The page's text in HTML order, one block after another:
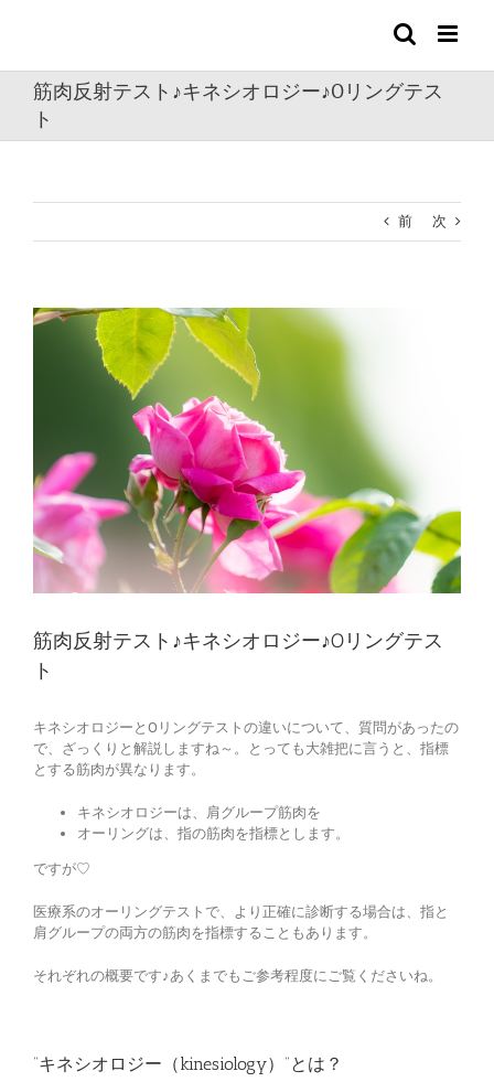
筋肉反射テスト♪キネシオロジー♪Oリングテス
ト
前 次
View
筋肉反射テスト♪キネシオロジー♪Oリングテス
ト
キネシオロジーとOリングテストの違いについて、質問があったの
で、ざっくりと解説しますね～。とっても大雑把に言うと、指標
とする筋肉が異なります。
キネシオロジーは、肩グループ筋肉を
オーリングは、指の筋肉を指標とします。
ですが♡
医療系のオーリングテストで、より正確に診断する場合は、指と
肩グループの両方の筋肉を指標することもあります。
それぞれの概要です♪あくまでもご参考程度にご覧くださいね。
“キネシオロジー（kinesiology）”とは？